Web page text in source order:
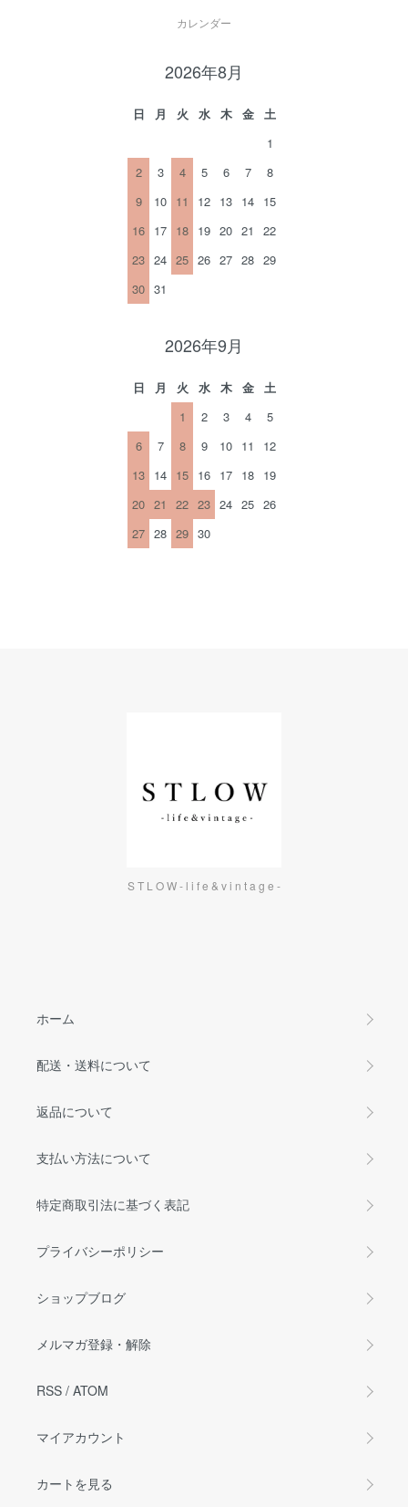
カレンダー
2026年8月
日 月 火 水 木 金
土
1
2
3 4 5 6 7
8
9
10 11 12 13 14 15
16 17 18 19 20 21
22
23 24 25 26 27 28 29
30 31
2026年9月
日 月 火 水 木 金
土
1
2 3 4
5
6
7 8 9 10 11
12
13 14 15 16 17 18 19
20 21 22 23 24 25 26
27 28 29 30
S T L O W - l i f e & v i n t a g e -
ホーム
配送・送料について
返品について
支払い方法について
特定商取引法に基づく表記
プライバシーポリシー
ショップブログ
メルマガ登録・解除
RSS / ATOM
マイアカウント
カートを見る